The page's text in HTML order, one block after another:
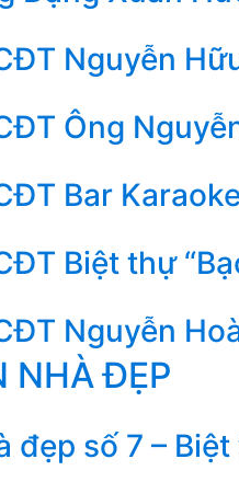
Nguyễn
Ông
Bar
Biệt thự
Nguyễn
NHÀ ĐẸP
đẹp số 7 –